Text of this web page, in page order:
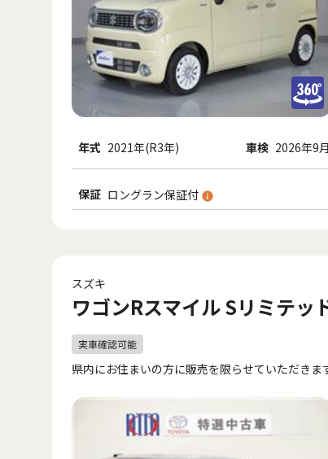
年式 2021年(R3年) 車検 2026年9月
保証 ロングラン保証付
スズキ
ワゴンRスマイル Sリミテッ
県内にお住まいの方に販売を限らせていただきま